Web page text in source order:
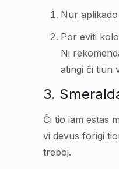
Nur
Por eviti
Ni
atingi ĉi tiun
3.
Ĉi tio iam estas
vi devus forigi
treboj.